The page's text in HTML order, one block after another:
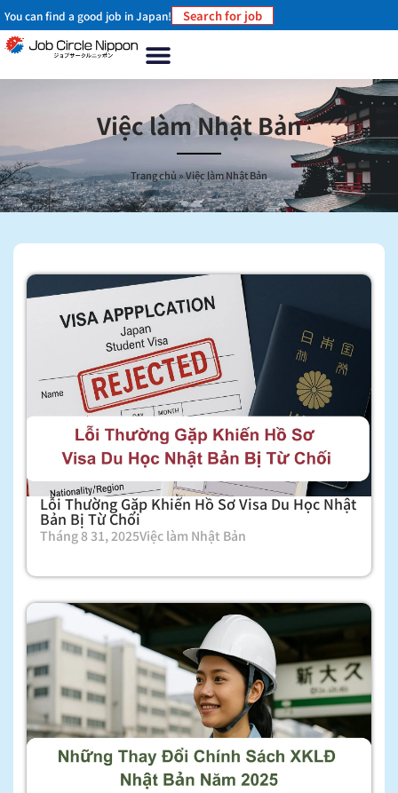
You can find a good job in Japan! Search for job
Việc làm Nhật Bản
Trang chủ»Việc làm Nhật Bản
Lỗi Thường Gặp Khiến Hồ Sơ Visa Du Học Nhật
Bản Bị Từ Chối
Tháng 8 31, 2025Việc làm Nhật Bản